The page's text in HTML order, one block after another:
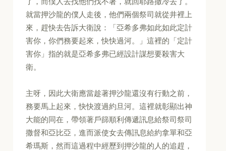
就當押沙龍的僕人走後，他們兩個祭司就從井裡上
來，趕快去告訴大衛說：「亞希多弗如此如此定計
害你，你們務要起來，快快過河。」這裡的「定計
害你」指的就是亞希多弗已經設計謀想要殺害大
衛。
主呀，因此大衛應當趁著押沙龍還沒有行動之前，
務要馬上起來，快快渡過約旦河。這裡就彰顯出神
大能的同在，帶領著戶篩順利傳遞訊息給祭司祭司
撒督和亞比亞，進而派使女去傳訊息給約拿單和亞
希瑪斯，然而這過程中經歷到押沙龍的人的追趕，